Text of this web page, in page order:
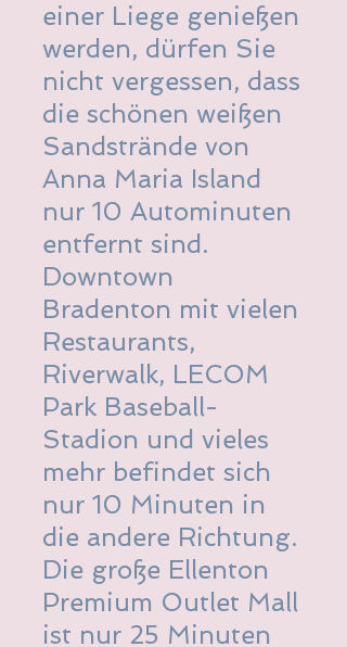
einer Liege genießen
werden, dürfen Sie
nicht vergessen, dass
die schönen weißen
Sandstrände von
Anna Maria Island
nur 10 Autominuten
entfernt sind.
Downtown
Bradenton mit vielen
Restaurants,
Riverwalk, LECOM
Park Baseball-
Stadion und vieles
mehr befindet sich
nur 10 Minuten in
die andere Richtung.
Die große Ellenton
Premium Outlet Mall
ist nur 25 Minuten